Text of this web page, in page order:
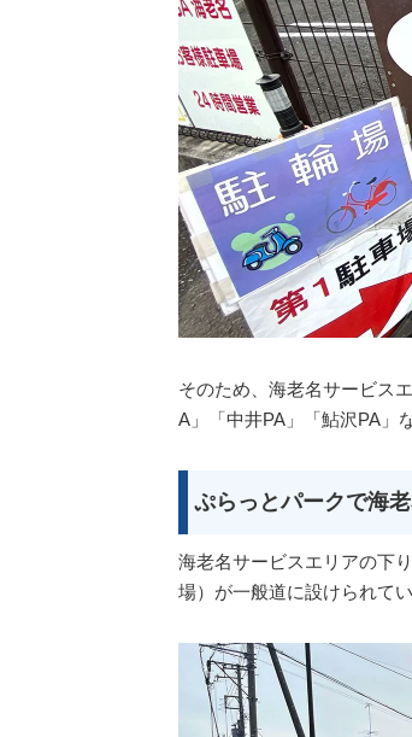
そのため、海老名サービス
A」「中井PA」「鮎沢PA」
ぷらっとパークで海
海老名サービスエリアの下
場）が一般道に設けられてい